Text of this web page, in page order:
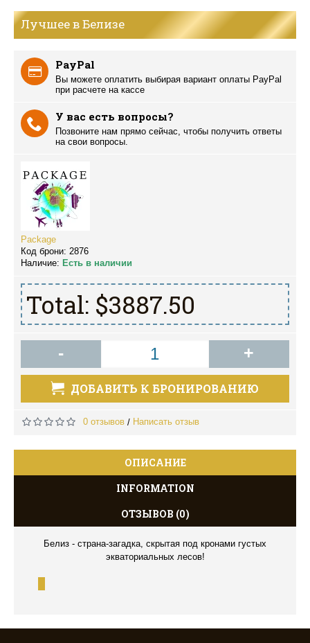
Лучшее в Белизе
PayPal
Вы можете оплатить выбирая вариант оплаты PayPal
при расчете на кассе
У вас есть вопросы?
Позвоните нам прямо сейчас, чтобы получить ответы
на свои вопросы.
Package
Код брони: 2876
Наличие: Есть в наличии
Total: $3887.50
- +
ДОБАВИТЬ К БРОНИРОВАНИЮ
0 отзывов / Написать отзыв
ОПИСАНИЕ
INFORMATION
ОТЗЫВОВ (0)
Белиз - страна-загадка, скрытая под кронами густых
экваториальных лесов!